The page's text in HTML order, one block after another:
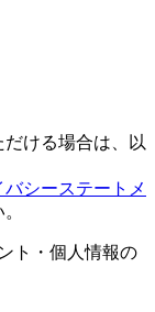
ける場合は、以
バシーステートメ
ト・個人情報の